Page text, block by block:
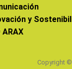
y
ARAX
Copyright